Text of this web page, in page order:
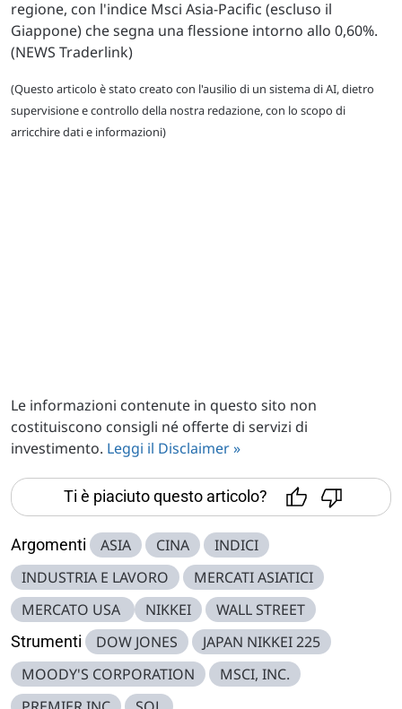
regione, con l'indice Msci Asia-Pacific (escluso il
Giappone) che segna una flessione intorno allo 0,60%.
(NEWS Traderlink)
(Questo articolo è stato creato con l'ausilio di un sistema di AI, dietro
supervisione e controllo della nostra redazione, con lo scopo di
arricchire dati e informazioni)
Le informazioni contenute in questo sito non
costituiscono consigli né offerte di servizi di
investimento. Leggi il Disclaimer »
Ti è piaciuto questo articolo?
Argomenti ASIA CINA
INDICI
INDUSTRIA E LAVORO
MERCATI ASIATICI
MERCATO USA
NIKKEI WALL STREET
Strumenti DOW JONES
JAPAN NIKKEI 225
MOODY'S CORPORATION
MSCI, INC.